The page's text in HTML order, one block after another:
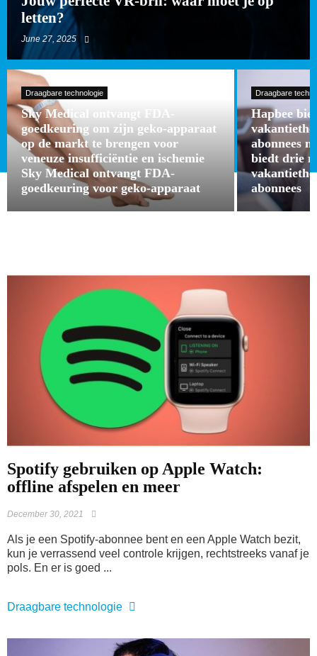
letten?
June 27, 2025
Draagbare technologie
Sky Medical ontvangt FDA-
goedkeuring om zijn geko-apparaat
op de markt te brengen voor
veneuze insufficiëntie en ischemie
Sky Medical ontvangt FDA-
goedkeuring voor geko-apparaat
Draagbare
Hapbee
abonnees
biedt drie
abonnees
Spotify gebruiken op Apple Watch:
offline afspelen en meer
December 30, 2021
Als je een Spotify-abonnee bent en een Apple Watch bezit,
kun je verrassend veel controle krijgen, rechtstreeks vanaf je
pols. En er is goed ...
Draagbare technologie